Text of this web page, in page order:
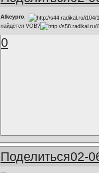
Alkeypro,
найдётся VOB?
0
Поделиться02-